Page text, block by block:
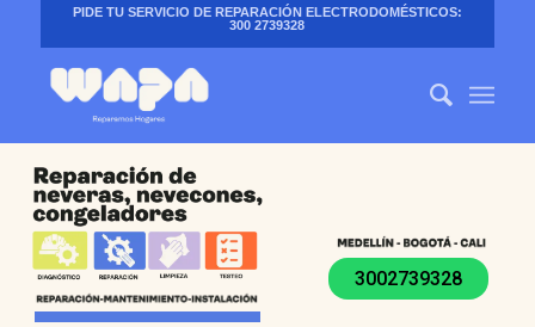
PIDE TU SERVICIO DE REPARACIÓN ELECTRODOMÉSTICOS:
300 2739328
3002739328